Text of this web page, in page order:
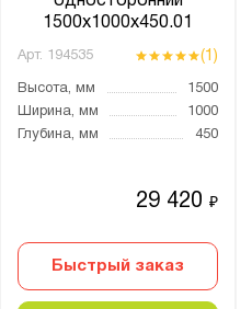
1500x1000x450.01
Арт. 194535 (1)
Высота, мм
1500
Ширина, мм
1000
Глубина, мм
450
29 420₽
Быстрый заказ